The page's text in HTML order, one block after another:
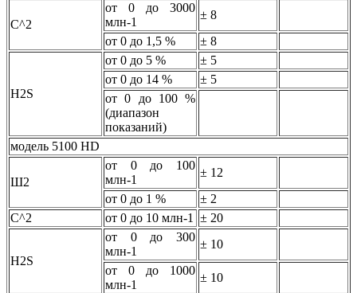
С^2
от 0 до 3000
млн-1
± 8
от 0 до 1,5 %
± 8
H2S
от 0 до 5 %
± 5
от 0 до 14 %
± 5
от 0 до 100 %
(диапазон
показаний)
модель 5100 HD
Ш2
от 0 до 100
млн-1
± 12
от 0 до 1 %
± 2
С^2
от 0 до 10 млн-1 ± 20
H2S
от 0 до 300
млн-1
± 10
от 0 до 1000
млн-1
± 10